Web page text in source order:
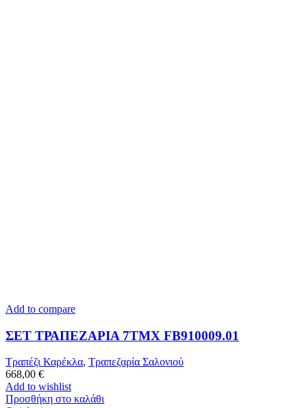
Add to compare
ΣΕΤ ΤΡΑΠΕΖΑΡΙΑ 7TMX FB910009.01
Τραπέζι Καρέκλα, Τραπεζαρία Σαλονιού
668,00 €
Add to wishlist
Προσθήκη στο καλάθι